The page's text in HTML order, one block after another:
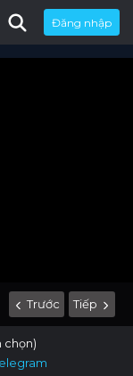
Đăng nhập
Trước Tiếp
chọn)